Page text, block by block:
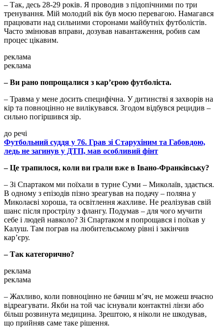
– Так, десь 28-29 років. Я проводив з підопічними по три
тренування. Мій молодий вік був моєю перевагою. Намагався
працювати над сильними сторонами майбутніх футболістів.
Часто змінював вправи, дозував навантаження, робив сам
процес цікавим.
реклама
реклама
– Ви рано попрощалися з кар’єрою футболіста.
– Травма у мене досить специфічна. У дитинстві я захворів на
кір та повноцінно не вилікувався. Згодом відбувся рецидив –
сильно погіршився зір.
до речі
Футбольний суддя у 76. Грав зі Старухіним та Габовдою,
ледь не загинув у ДТП, мав особливий фінт
– Це трапилося, коли ви грали вже в Івано-Франківську?
– Зі Спартаком ми поїхали в турне Суми – Миколаїв, здається.
В одному з епізодів пізно зреагував на подачу – поляна у
Миколаєві хороша, та освітлення жахливе. Не реалізував свій
шанс після прострілу з флангу. Подумав – для чого мучити
себе і людей навколо? Зі Спартаком я попрощався і поїхав у
Калуш. Там пограв на любительському рівні і закінчив
кар’єру.
– Так категорично?
реклама
реклама
– Жахливо, коли повноцінно не бачиш м’яч, не можеш вчасно
відреагувати. Якби на той час існували контактні лінзи або
більш розвинута медицина. Зрештою, я ніколи не шкодував,
що прийняв саме таке рішення.